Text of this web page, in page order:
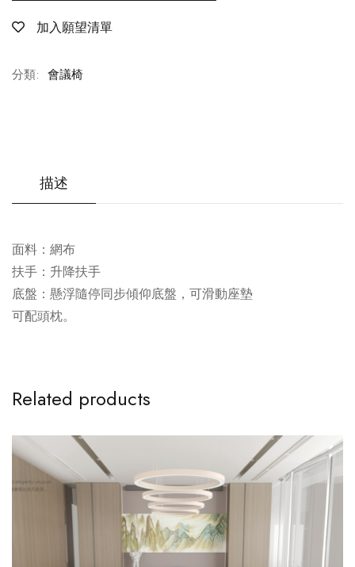
加入願望清單
分類: 會議椅
描述
面料：網布
扶手：升降扶手
底盤：懸浮隨停同步傾仰底盤，可滑動座墊
可配頭枕。
Related products